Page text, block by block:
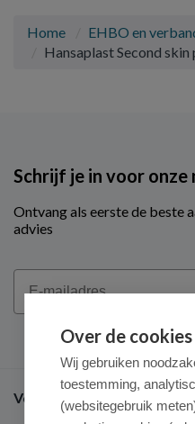
Home EHBO en
Hansaplast Second
Schrijf je in voor onze
Ontvang als eerste de beste
advies
Email
Veel gestelde vragen
Over de
Wij gebruiken
toestemming,
(websitegebruik